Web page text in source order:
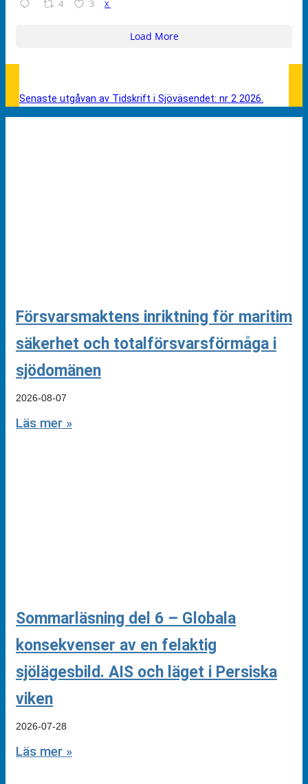
4 3 X
Load More
Senaste utgåvan av Tidskrift i Sjöväsendet: nr 2 2026.
Försvarsmaktens inriktning för maritim
säkerhet och totalförsvarsförmåga i
sjödomänen
2026-08-07
Läs mer »
Sommarläsning del 6 – Globala
konsekvenser av en felaktig
sjölägesbild. AIS och läget i Persiska
viken
2026-07-28
Läs mer »